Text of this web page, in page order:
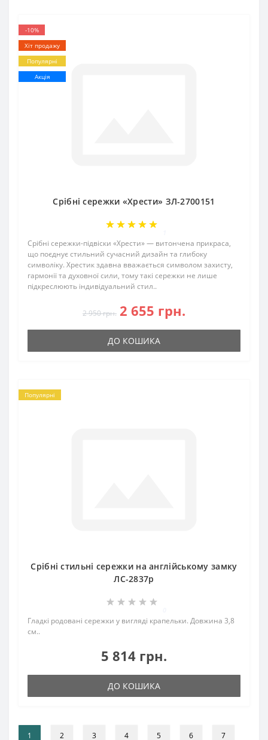
-10%
Хіт продажу
Популярні
Акція
Срібні сережки «Хрести» ЗЛ-2700151
Срібні сережки-підвіски «Хрести» — витончена прикраса,
що поєднує стильний сучасний дизайн та глибоку
символіку. Хрестик здавна вважається символом захисту,
гармонії та духовної сили, тому такі сережки не лише
підкреслюють індивідуальний стил..
2 950 грн. 2 655 грн.
ДО КОШИКА
Популярні
Срібні стильні сережки на англійському замку
ЛС-2837р
Гладкі родовані сережки у вигляді крапельки. Довжина 3,8
см..
5 814 грн.
ДО КОШИКА
1 2 3 4 5 6 7